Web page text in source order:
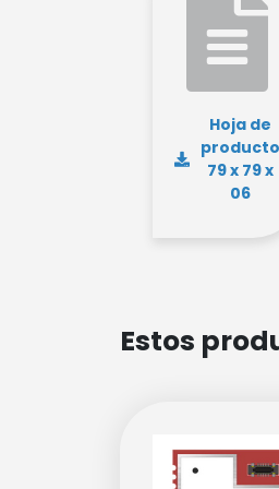
Hoja de
producto
79 x 79 x
06
Estos